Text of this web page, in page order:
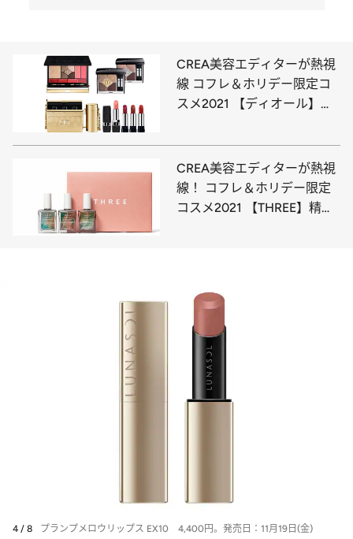
CREA美容エディターが熱視
線 コフレ＆ホリデー限定コ
スメ2021 【ディオール】上
CREA美容エディターが熱視
線！ コフレ＆ホリデー限定
コスメ2021 【THREE】精油
4 / 8 プランプメロウリップス EX10 4,400円。発売日：11月19日(金)